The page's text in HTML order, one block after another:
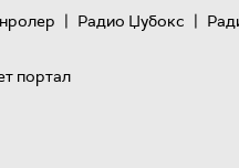
| Радио Џубокс |
портал